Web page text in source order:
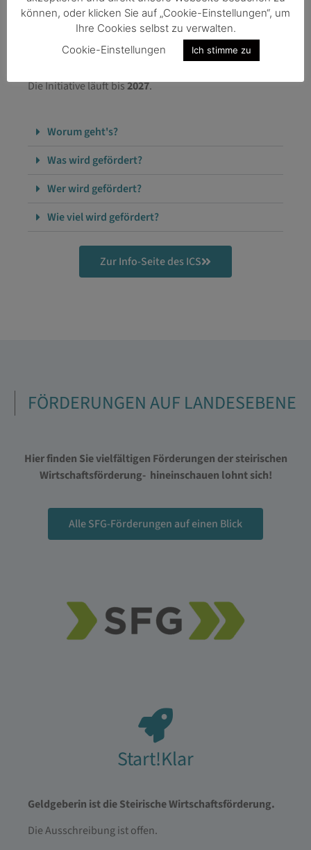
Eine Initiative vom Bundesministerium für Arbeit und
Wirtschaft und der Wirtschaftskammer Österreich.
Die Initiative läuft bis2027.
Worum geht's?
Was wird gefördert?
Wer wird gefördert?
Wie viel wird gefördert?
Zur Info-Seite des ICS
FÖRDERUNGEN AUF LANDESEBENE
Hier finden Sie vielfältigen Förderungen der steirischen
Wirtschaftsförderung- hineinschauen lohnt sich!
Alle SFG-Förderungen auf einen Blick
Start!Klar
Geldgeberin ist die Steirische Wirtschaftsförderung.
Die Ausschreibung ist offen.
können, oder klicken Sie auf „Cookie-Einstellungen“, um
Ihre Cookies selbst zu verwalten.
Cookie-Einstellungen
Ich stimme zu